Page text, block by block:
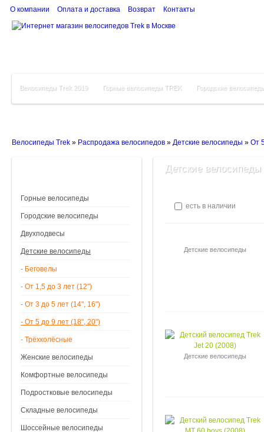
О компании Оплата и доставка Возврат Контакты
Велосипеды Trek 2019 Горные велосипеды TREK Городские
Велосипеды Trek » Распродажа велосипедов » Детские велосипеды » От
Горные велосипеды
Городские велосипеды
Двухподвесы
Детские велосипеды
- Беговелы
- От 1,5 до 3 лет (12")
- От 3 до 5 лет (14", 16")
- От 5 до 9 лет (18", 20")
- Трёхколёсные
Женские велосипеды
Комфортные велосипеды
Подростковые велосипеды
Складные велосипеды
Шоссейные велосипеды
Детские
есть в наличии
Детские велосипеды
Детские велосипеды